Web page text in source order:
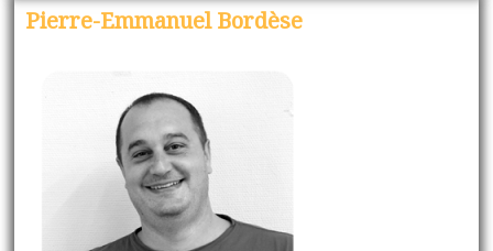
Pierre-Emmanuel Bordèse